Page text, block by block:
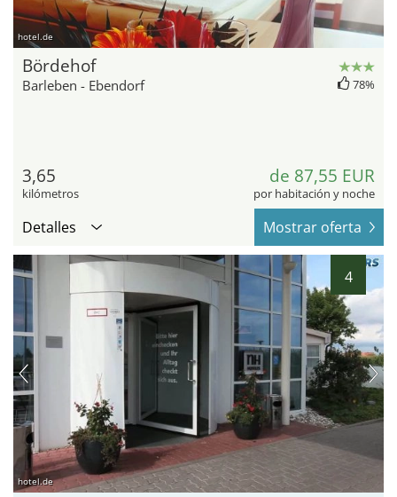
hotel.de
Bördehof
Barleben - Ebendorf 78%
3,65
kilómetros
de 87,55 EUR
por habitación y noche
Detalles Mostrar oferta
4
hotel.de